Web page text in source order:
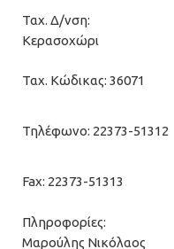
Ταχ. Δ/νση:
Κερασοχώρι
Ταχ. Κώδικας: 36071
Τηλέφωνο: 22373-51312
Fax: 22373-51313
Πληροφορίες:
Μαρούλης Νικόλαος